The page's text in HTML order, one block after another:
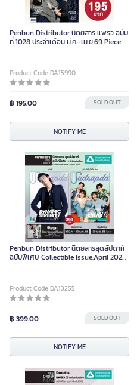
Penbun Distributor นิตยสาร แพรว ฉบับ
ที่ 1028 ประจําเดือน มี.ค.-เม.ย.69 Piece
Product Code DA15990
฿ 195.00 SOLD OUT
NOTIFY ME
Penbun Distributor นิตยสารสุดสัปดาห์
ฉบับพิเศษ Collectible Issue:April 2025
Product Code DA13255
฿ 399.00 SOLD OUT
NOTIFY ME